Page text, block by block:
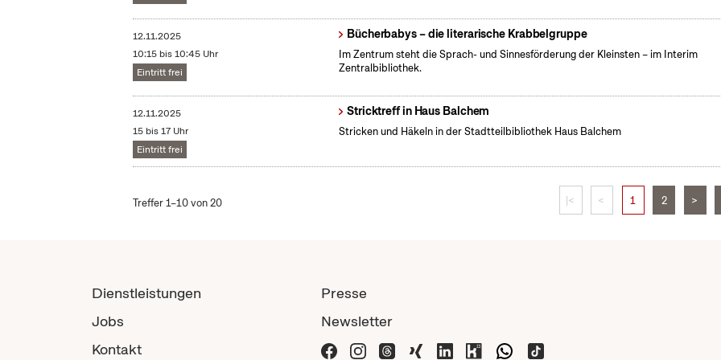
12.11.2025
10:15 bis 10:45 Uhr
Eintritt frei
Bücherbabys – die literarische Krabbelgruppe
Im Zentrum steht die Sprach- und Sinnesförderung der Kleinsten – im Interim
Zentralbibliothek.
12.11.2025
15 bis 17 Uhr
Eintritt frei
Stricktreff in Haus Balchem
Stricken und Häkeln in der Stadtteilbibliothek Haus Balchem
Treffer 1–10 von 20 |< < 1 2 >
Dienstleistungen
Jobs
Kontakt
Presse
Newsletter